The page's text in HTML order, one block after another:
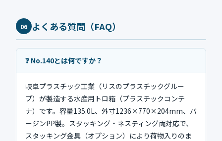
06 よくある質問（FAQ）
❓ No.140とは何ですか？
岐阜プラスチック工業（リスのプラスチックグルー
プ）が製造する水産用トロ箱（プラスチックコンテ
ナ）です。容量135.0L、外寸1236×770×204mm、バ
ージンPP製。スタッキング・ネスティング両対応で、
スタッキング金具（オプション）により荷物入りのま